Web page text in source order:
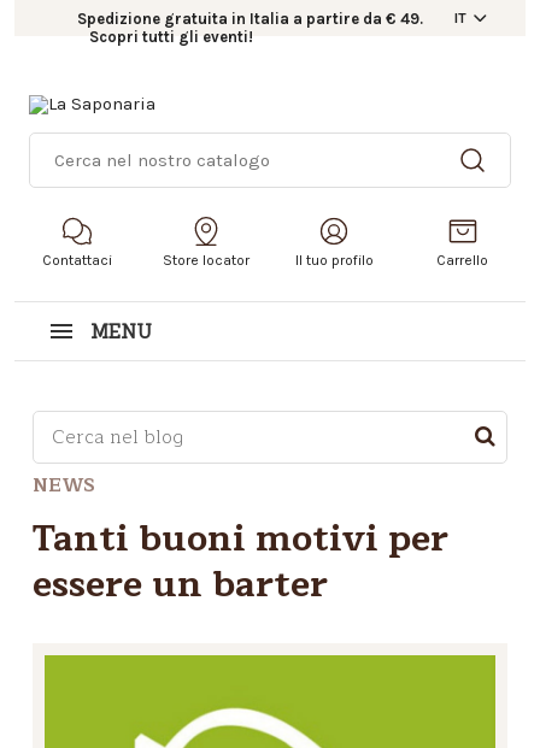
Spedizione gratuita in Italia a partire da € 49.
Scopri tutti gli eventi!
IT
Contattaci Store locator Il tuo profilo Carrello
MENU
Questo è un campo di ricerca con una funzionalità
Non sono presenti suggerimenti perché il campo di
NEWS
Tanti buoni motivi per
essere un barter